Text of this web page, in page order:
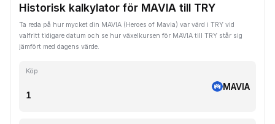
Historisk kalkylator för MAVIA till TRY
Ta reda på hur mycket din MAVIA (Heroes of Mavia) var värd i TRY vid
valfritt tidigare datum och se hur växelkursen för MAVIA till TRY står sig
jämfört med dagens värde.
Köp
MAVIA